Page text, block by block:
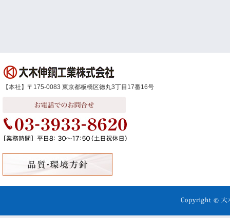
【本社】〒175-0083 東京都板橋区徳丸3丁目17番16号